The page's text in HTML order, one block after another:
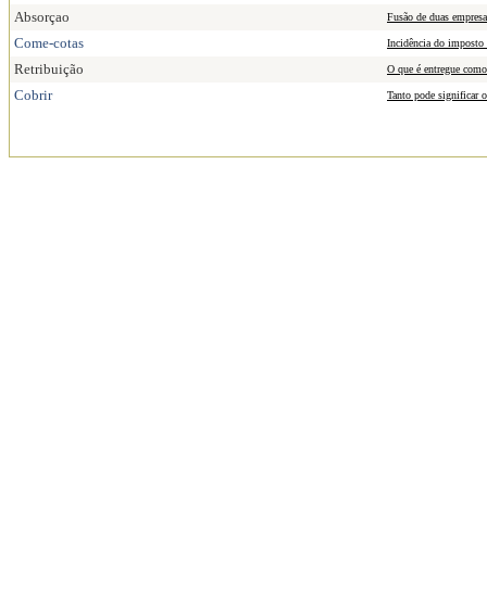
Absorçao Fusão de duas
Come-cotas Incidência do
Retribuição O que é entregue
Cobrir Tanto pode significar